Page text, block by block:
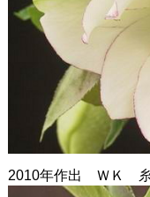
2010年作出 ＷＫ 糸